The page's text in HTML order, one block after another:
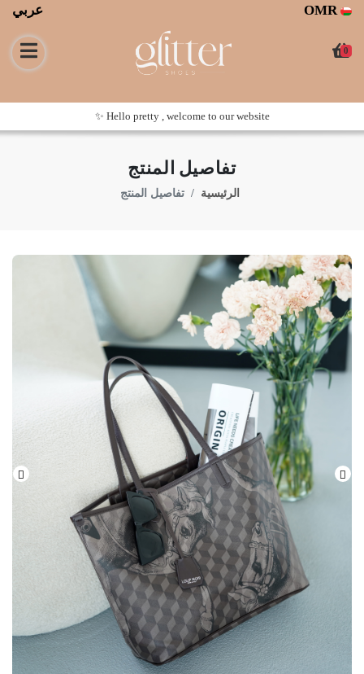
OMR عربي
0
Hello pretty , welcome to our website ✨
تفاصيل المنتج
الرئيسية تفاصيل المنتج